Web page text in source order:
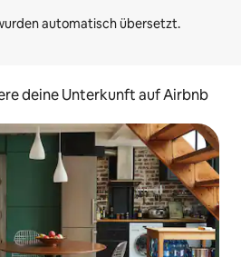
deine Unterkunft auf Airbnb